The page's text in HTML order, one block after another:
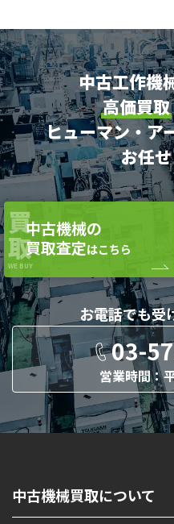
中古工作機
高価買取
ヒューマン・ア
お任
買
取
WE BUY
中古機械の
買取査定はこちら
お電話でも受
03-
営業時間：
中古機械買取について